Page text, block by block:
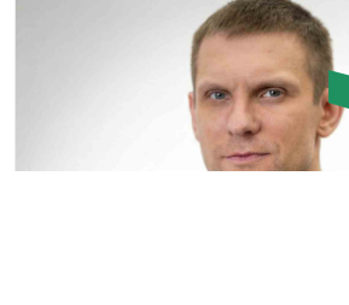
Помогу с выбором